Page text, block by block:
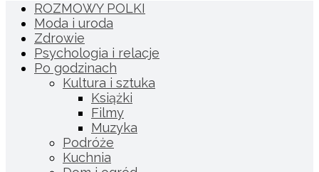
ROZMOWY POLKI
Moda i uroda
Zdrowie
Psychologia i relacje
Po godzinach
Kultura i sztuka
Książki
Filmy
Muzyka
Podróże
Kuchnia